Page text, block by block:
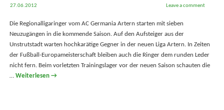
27.06.2012 Leave a comment
Die Regionalligaringer vom AC Germania Artern starten mit sieben
Neuzugängen in die kommende Saison. Auf den Aufsteiger aus der
Unstrutstadt warten hochkarätige Gegner in der neuen Liga Artern. In Zeiten
der Fußball-Europameisterschaft bleiben auch die Ringer dem runden Leder
nicht fern. Beim vorletzten Trainingslager vor der neuen Saison schauten die
… Weiterlesen →